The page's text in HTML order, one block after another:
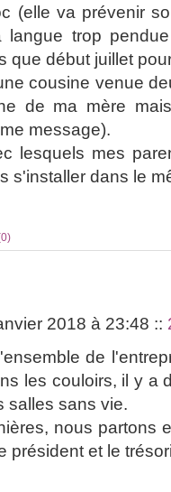
(elle va prévenir
langue trop
que début juillet
cousine venue
de ma mère
message).
lesquels mes
s'installer dans le
2018 à 23:48 ::
de
les couloirs, il y a
salles sans vie.
nous partons
président et le